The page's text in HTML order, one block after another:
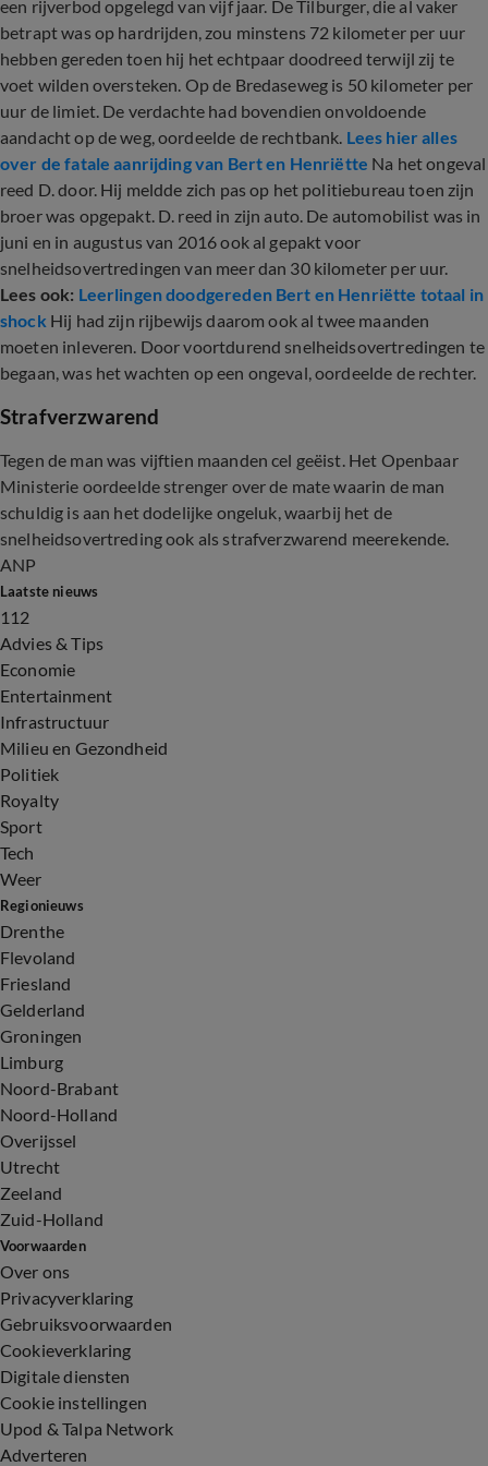
een rijverbod opgelegd van vijf jaar. De Tilburger, die al vaker
betrapt was op hardrijden, zou minstens 72 kilometer per uur
hebben gereden toen hij het echtpaar doodreed terwijl zij te
voet wilden oversteken. Op de Bredaseweg is 50 kilometer per
uur de limiet. De verdachte had bovendien onvoldoende
aandacht op de weg, oordeelde de rechtbank. Lees hier alles
over de fatale aanrijding van Bert en Henriëtte Na het ongeval
reed D. door. Hij meldde zich pas op het politiebureau toen zijn
broer was opgepakt. D. reed in zijn auto. De automobilist was in
juni en in augustus van 2016 ook al gepakt voor
snelheidsovertredingen van meer dan 30 kilometer per uur.
Lees ook: Leerlingen doodgereden Bert en Henriëtte totaal in
shock Hij had zijn rijbewijs daarom ook al twee maanden
moeten inleveren. Door voortdurend snelheidsovertredingen te
begaan, was het wachten op een ongeval, oordeelde de rechter.
Strafverzwarend
Tegen de man was vijftien maanden cel geëist. Het Openbaar
Ministerie oordeelde strenger over de mate waarin de man
schuldig is aan het dodelijke ongeluk, waarbij het de
snelheidsovertreding ook als strafverzwarend meerekende.
ANP
Laatste nieuws
112
Advies & Tips
Economie
Entertainment
Infrastructuur
Milieu en Gezondheid
Politiek
Royalty
Sport
Tech
Weer
Regionieuws
Drenthe
Flevoland
Friesland
Gelderland
Groningen
Limburg
Noord-Brabant
Noord-Holland
Overijssel
Utrecht
Zeeland
Zuid-Holland
Voorwaarden
Over ons
Privacyverklaring
Gebruiksvoorwaarden
Cookieverklaring
Digitale diensten
Cookie instellingen
Upod & Talpa Network
Adverteren